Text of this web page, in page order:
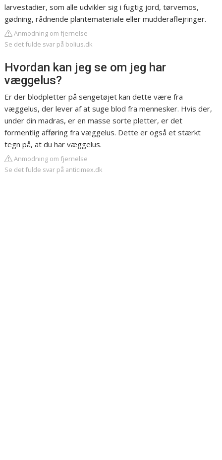
larvestadier, som alle udvikler sig i fugtig jord, tørvemos,
gødning, rådnende plantemateriale eller mudderaflejringer.
Anmodning om fjernelse
Se det fulde svar på bolius.dk
Hvordan kan jeg se om jeg har
væggelus?
Er der blodpletter på sengetøjet kan dette være fra
væggelus, der lever af at suge blod fra mennesker. Hvis der,
under din madras, er en masse sorte pletter, er det
formentlig afføring fra væggelus. Dette er også et stærkt
tegn på, at du har væggelus.
Anmodning om fjernelse
Se det fulde svar på anticimex.dk